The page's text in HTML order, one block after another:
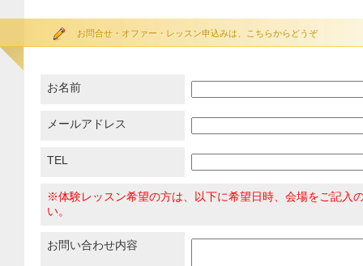
お問合せ・オファー・レッスン申込みは、こちらからどうぞ
お名前
メールアドレス
TEL
※体験レッスン希望の方は、以下に希望日時、会場をご記入
い。
お問い合わせ内容